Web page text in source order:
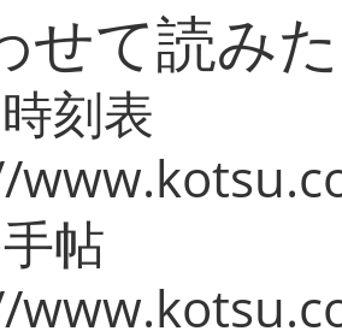
せて読み
刻表
帖